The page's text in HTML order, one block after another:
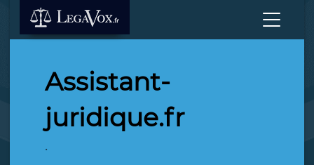
Assistant-
juridique.fr
.